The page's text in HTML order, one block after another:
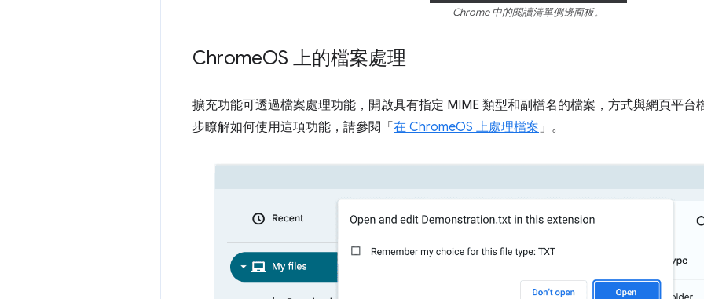
Chrome 中的閱讀清單側邊面板。
ChromeOS 上的檔案處理
擴充功能可透過檔案處理功能，開啟具有指定 MIME 類型和副檔名的檔案，方式與網頁平台
步瞭解如何使用這項功能，請參閱「在 ChromeOS 上處理檔案 」。